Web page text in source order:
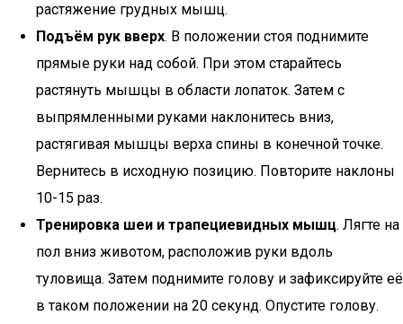
растяжение грудных мышц.
Подъём рук вверх. В положении стоя поднимите
прямые руки над собой. При этом старайтесь
растянуть мышцы в области лопаток. Затем с
выпрямленными руками наклонитесь вниз,
растягивая мышцы верха спины в конечной точке.
Вернитесь в исходную позицию. Повторите наклоны
10-15 раз.
Тренировка шеи и трапециевидных мышц. Лягте на
пол вниз животом, расположив руки вдоль
туловища. Затем поднимите голову и зафиксируйте её
в таком положении на 20 секунд. Опустите голову.